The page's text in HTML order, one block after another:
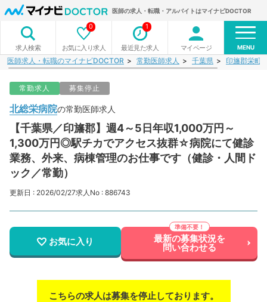
医師の求人・転職・アルバイトはマイナビDOCTOR
求人検索 お気に入り求人
0
最近見た求人
1
マイページ MENU
医師求人・転職のマイナビDOCTOR 常勤医師求人 千葉県 印旛郡栄町
常勤求人 募集停止
北総栄病院の常勤医師求人
【千葉県／印旛郡】週4～5日年収1,000万円～
1,300万円◎駅チカでアクセス抜群☆病院にて健診
業務、外来、病棟管理のお仕事です（健診・人間ド
ック／常勤）
更新日 : 2026/02/27求人No : 886743
お気に入り 最新の募集状況を
問い合わせる
こちらの求人は募集を停止しております。